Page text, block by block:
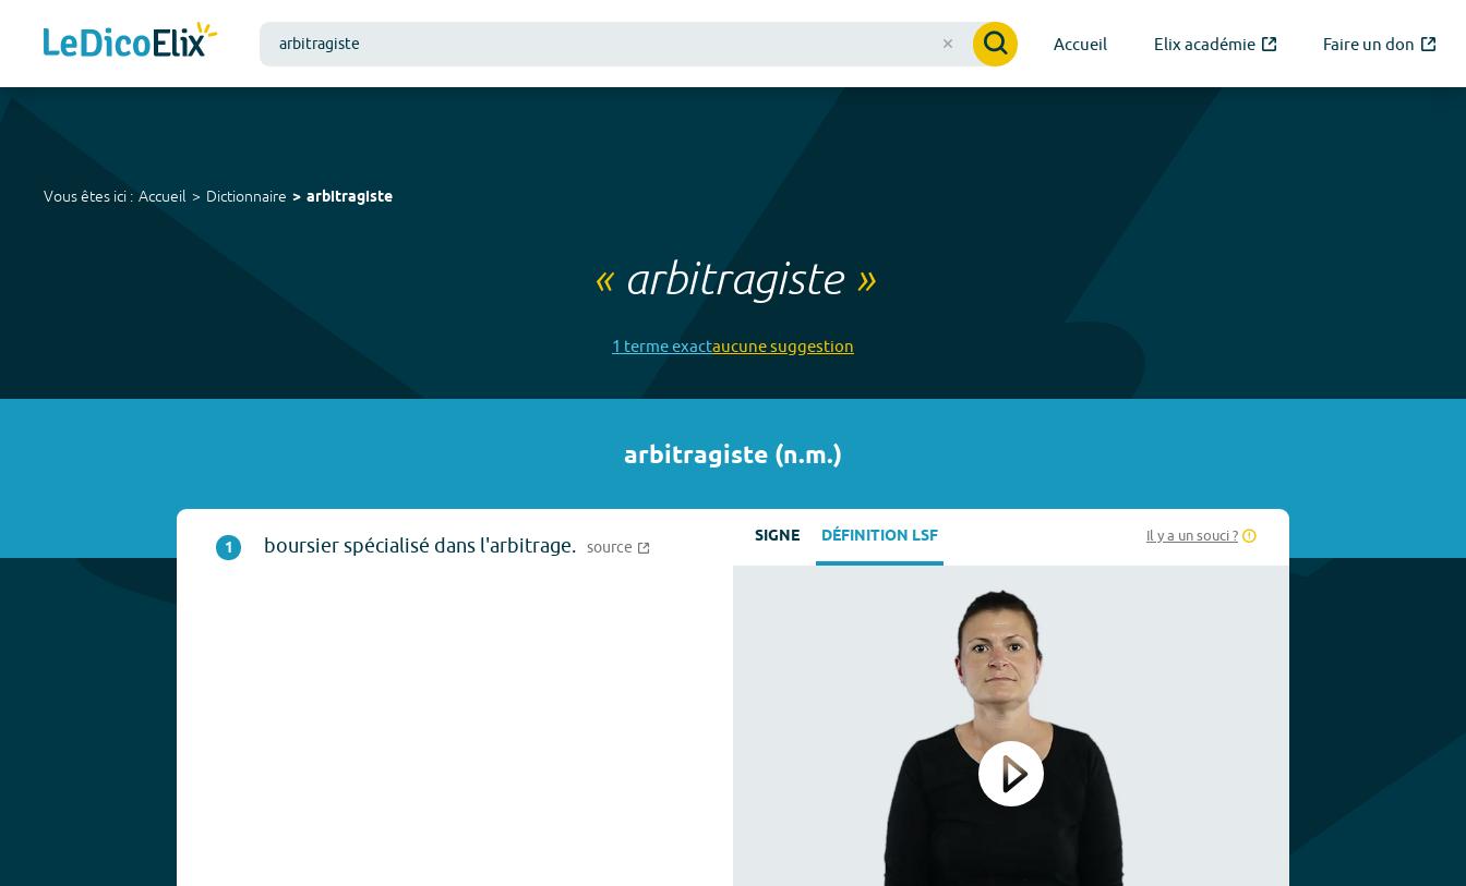
Accueil Elix académie Faire un don
Vous êtes ici : Accueil Dictionnaire arbitragiste
« arbitragiste»
1 termeexactaucunesuggestion
arbitragiste (n.m.)
1 boursier spécialisé dans l'arbitrage. source SIGNE DÉFINITION LSF Il y a un souci ?
Play